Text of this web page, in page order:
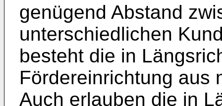
genügend Abstand
unterschiedlichen
besteht die in
Fördereinrichtung aus
Auch erlauben die in